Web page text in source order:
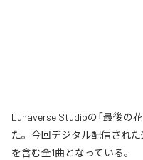
Lunaverse Studioの「最後の
た。今回デジタル配信された
を含む全1曲となっている。